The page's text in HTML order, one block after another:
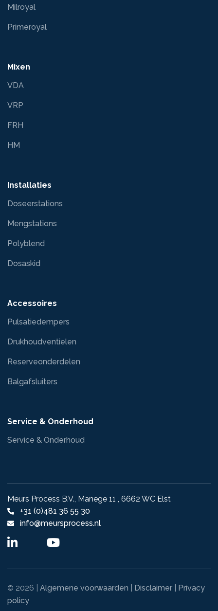
Milroyal
Primeroyal
Mixen
VDA
VRP
FRH
HM
Installaties
Doseerstations
Mengstations
Polyblend
Dosaskid
Accessoires
Pulsatiedempers
Drukhoudventielen
Reserveonderdelen
Balgafsluiters
Service & Onderhoud
Service & Onderhoud
Meurs Process B.V., Manege 11 , 6662 WC Elst
+31 (0)481 36 55 30
info@meursprocess.nl
© 2026 | Algemene voorwaarden Disclaimer
Privacy
policy